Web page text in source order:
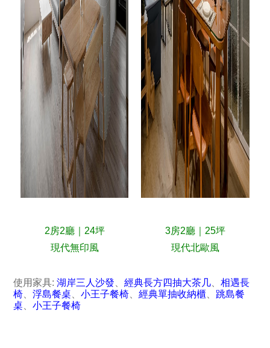
2房2廳｜24坪
現代無印風
3房2廳｜25坪
現代北歐風
使用家具:湖岸三人沙發、經典長方四抽大茶几、相遇長
椅、浮島餐桌、小王子餐椅、經典單抽收納櫃、 跳島餐
桌、小王子餐椅